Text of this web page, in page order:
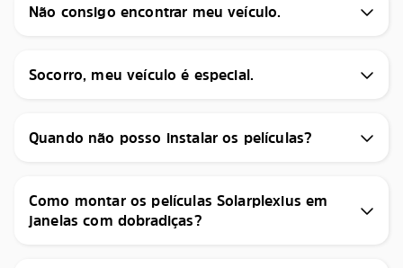
Não consigo encontrar meu veículo.
Socorro, meu veículo é especial.
Quando não posso instalar os películas?
Como montar os películas Solarplexius em
janelas com dobradiças?